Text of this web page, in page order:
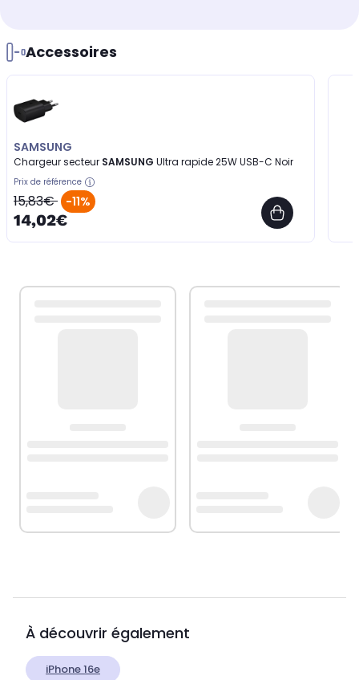
Accessoires
SAMSUNG
Chargeur secteur SAMSUNG Ultra rapide 25W USB-C Noir
Prix de référence
15,83€ -11%
14,02€
À découvrir également
iPhone 16e